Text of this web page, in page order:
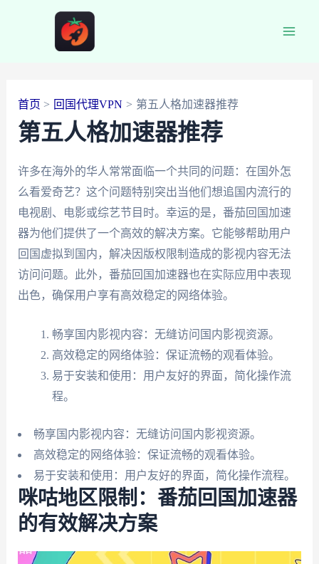
首页 回国代理VPN 第五人格加速器推荐
第五人格加速器推荐
许多在海外的华人常常面临一个共同的问题：在国外怎
么看爱奇艺？这个问题特别突出当他们想追国内流行的
电视剧、电影或综艺节目时。幸运的是，番茄回国加速
器为他们提供了一个高效的解决方案。它能够帮助用户
回国虚拟到国内，解决因版权限制造成的影视内容无法
访问问题。此外，番茄回国加速器也在实际应用中表现
出色，确保用户享有高效稳定的网络体验。
畅享国内影视内容：无缝访问国内影视资源。
高效稳定的网络体验：保证流畅的观看体验。
易于安装和使用：用户友好的界面，简化操作流
程。
畅享国内影视内容：无缝访问国内影视资源。
高效稳定的网络体验：保证流畅的观看体验。
易于安装和使用：用户友好的界面，简化操作流程。
咪咕地区限制：番茄回国加速器
的有效解决方案